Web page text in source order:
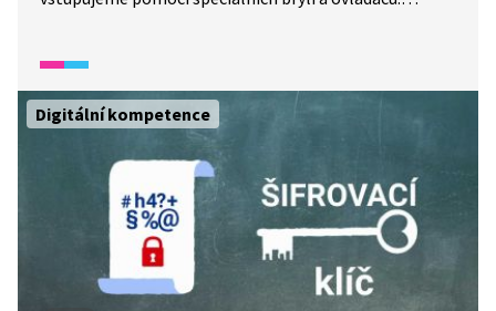
o digitální prvky (např. v mobilních hrách nebo
vzdělávacích aplikacích). Video ukazuje konkrétní
využití virtuální reality od her přes školství
po medicínu. Upozorňuje i na rozdíly mezi VR a AR
a na to, jaké dovednosti a opatrnost používání těchto
technologií vyžaduje.
Digitální kompetence